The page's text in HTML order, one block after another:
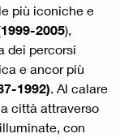
più iconiche e
2005),
dei percorsi
e ancor più
1992). Al calare
città attraverso
con